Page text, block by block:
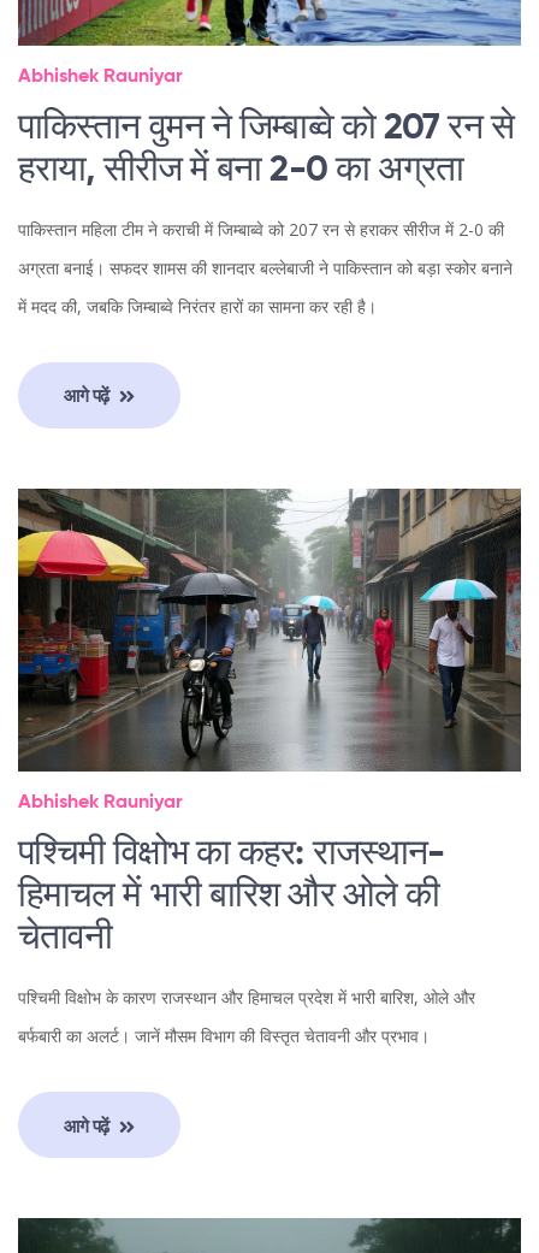
Abhishek Rauniyar
पाकिस्तान वुमन ने जिम्बाब्वे को 207 रन से
हराया, सीरीज में बना 2-0 का अग्रता
पाकिस्तान महिला टीम ने कराची में जिम्बाब्वे को 207 रन से हराकर सीरीज में 2-0 की
अग्रता बनाई। सफदर शामस की शानदार बल्लेबाजी ने पाकिस्तान को बड़ा स्कोर बनाने
में मदद की, जबकि जिम्बाब्वे निरंतर हारों का सामना कर रही है।
आगे पढ़ें
Abhishek Rauniyar
पश्चिमी विक्षोभ का कहर: राजस्थान-
हिमाचल में भारी बारिश और ओले की
चेतावनी
पश्चिमी विक्षोभ के कारण राजस्थान और हिमाचल प्रदेश में भारी बारिश, ओले और
बर्फबारी का अलर्ट। जानें मौसम विभाग की विस्तृत चेतावनी और प्रभाव।
आगे पढ़ें